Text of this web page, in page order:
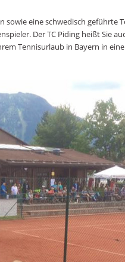
sowie eine schwedisch geführte
Der TC Piding heißt Sie
Tennisurlaub in Bayern in